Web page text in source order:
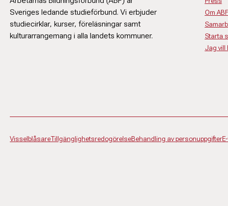
Sveriges ledande studieförbund. Vi erbjuder
studiecirklar, kurser, föreläsningar samt
kulturarrangemang i alla landets kommuner.
Om ABF
Starta
Jag vill
VisselblåsareTillgänglighetsredogörelseBehandling av personuppgifter